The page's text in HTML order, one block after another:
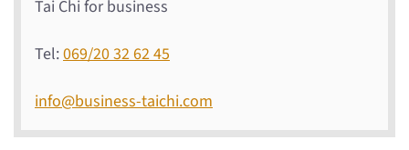
Tai Chi for business
Tel:069/20 32 62 45
info@business-taichi.com